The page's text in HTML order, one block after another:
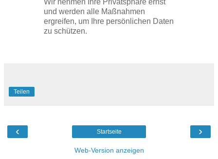
Wir nehmen Ihre Privatsphäre ernst
und werden alle Maßnahmen
ergreifen, um Ihre persönlichen Daten
zu schützen.
Teilen
‹ ›
Startseite
Web-Version anzeigen